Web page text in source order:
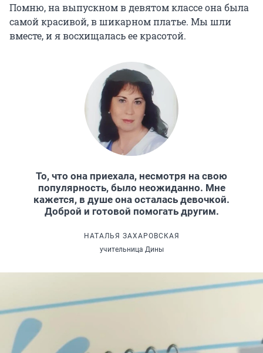
Помню, на выпускном в девятом классе она была
самой красивой, в шикарном платье. Мы шли
вместе, и я восхищалась ее красотой.
То, что она приехала, несмотря на свою
популярность, было неожиданно. Мне
кажется, в душе она осталась девочкой.
Доброй и готовой помогать другим.
НАТАЛЬЯ ЗАХАРОВСКАЯ
учительница Дины